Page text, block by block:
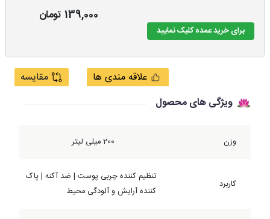
139,000 تومان
برای خرید عمده کلیک نمایید
علاقه مندی ها
مقایسه
ویژگی های محصول
وزن 200 میلی لیتر
کاربرد
تنظیم کننده چربی پوست | ضد آکنه | پاک
کننده آرایش و آلودگی محیط